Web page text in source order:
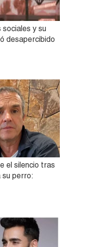
y su
desapercibido
el silencio tras
su perro: